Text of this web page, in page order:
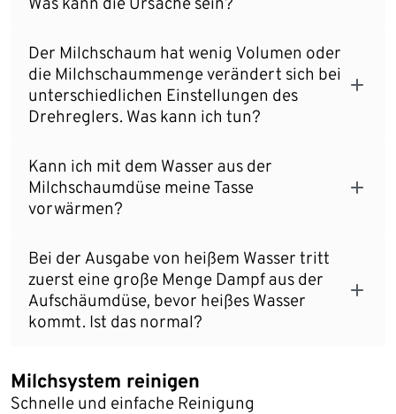
Der Milchschaum hat wenig Volumen oder
die Milchschaummenge verändert sich bei
unterschiedlichen Einstellungen des
Drehreglers. Was kann ich tun?
Kann ich mit dem Wasser aus der
Milchschaumdüse meine Tasse
vorwärmen?
Bei der Ausgabe von heißem Wasser tritt
zuerst eine große Menge Dampf aus der
Aufschäumdüse, bevor heißes Wasser
kommt. Ist das normal?
Milchsystem reinigen
Schnelle und einfache Reinigung